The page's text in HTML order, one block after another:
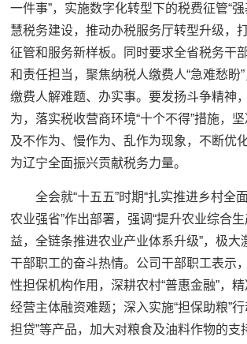
一件事”，实施数字化转型下的税费征管“
慧税务建设，推动办税服务厅转型升级，
征管和服务新样板。同时要求全省税务干
和责任担当，聚焦纳税人缴费人“急难愁盼
缴费人解难题、办实事。要发扬斗争精神
为，落实税收营商环境“十个不得”措施，坚
及不作为、慢作为、乱作为现象，不断优
为辽宁全面振兴贡献税务力量。
全会就“十五五”时期“扎实推进乡村全
农业强省”作出部署，强调“提升农业综合
益，全链条推进农业产业体系升级”，极大
干部职工的奋斗热情。公司干部职工表示
性担保机构作用，深耕农村“普惠金融”，
经营主体融资难题；深入实施“担保助粮”
担贷”等产品，加大对粮食及油料作物的支